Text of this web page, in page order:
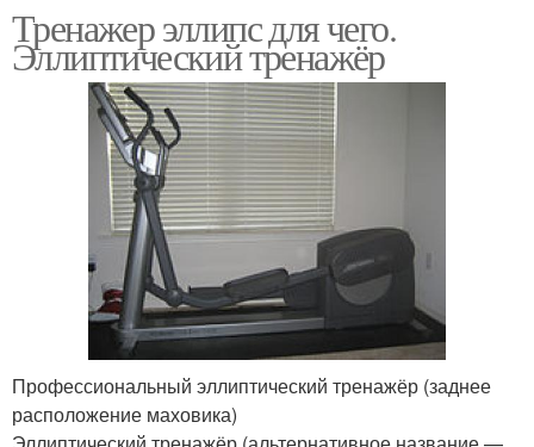
Тренажер эллипс для чего.
Эллиптический тренажёр
Профессиональный эллиптический тренажёр (заднее
расположение маховика)